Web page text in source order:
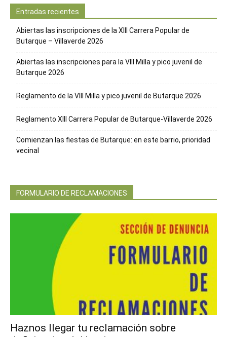
Entradas recientes
Abiertas las inscripciones de la XIII Carrera Popular de
Butarque – Villaverde 2026
Abiertas las inscripciones para la VIII Milla y pico juvenil de
Butarque 2026
Reglamento de la VIII Milla y pico juvenil de Butarque 2026
Reglamento XIII Carrera Popular de Butarque-Villaverde 2026
Comienzan las fiestas de Butarque: en este barrio, prioridad
vecinal
FORMULARIO DE RECLAMACIONES
Haznos llegar tu reclamación sobre